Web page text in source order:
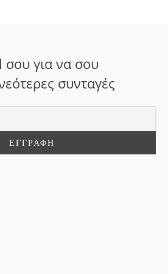
για να σου
συνταγές